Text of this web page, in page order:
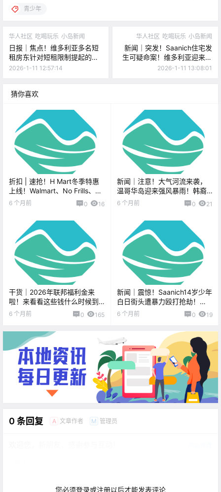
青少年
华人社区 吃喝玩乐 小岛新闻
日报｜焦点！维多利亚多名短
租房东针对短租限制提起的上
诉被驳回！BC省要放松中医药
2026-1-11 12:57:14
华人社区 吃喝玩乐 小岛新闻
新闻｜突发！Saanich住宅发
生可疑命案！维多利亚迎来诗
歌、歌剧和爵士跨界演出，仅
2026-1-11 13:08:01
猜你喜欢
折扣 | 速抢！H Mart冬季特惠
上线！Walmart、No Frills、
Thrifty Foods有好价！
6 个月前 0 16
新闻｜注意！大气河流来袭，
温哥华岛迎来强风暴雨！韩裔
小提琴家公开性侵指控，温哥
华交响乐团旧案引发关注！
6 个月前 0 21
干货｜2026年联邦福利金来
啦！来看看这些钱什么时候到
账？
6 个月前 0 165
新闻｜震惊！Saanich14岁少年
白日街头遭暴力殴打抢劫！
Central Saanich火灾致一人死
6 个月前 0 19
0 条回复 A 文章作者 M 管理员
您必须登录或注册以后才能发表评论